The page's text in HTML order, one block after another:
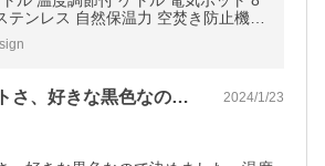
テンレス 自然保温力 空焚き防止機能
いたら自動でオフ コーヒー おしゃれ
爆買
安さとコンパクトさ、好きな黒色なので決… 2024/1/23